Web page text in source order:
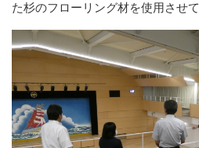
た杉のフローリング材を使用させ